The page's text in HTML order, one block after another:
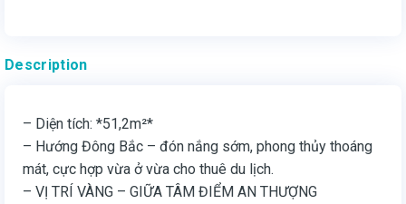
Description
– Diện tích: *51,2m²*
– Hướng Đông Bắc – đón nắng sớm, phong thủy thoáng
mát, cực hợp vừa ở vừa cho thuê du lịch.
– VỊ TRÍ VÀNG – GIỮA TÂM ĐIỂM AN THƯỢNG